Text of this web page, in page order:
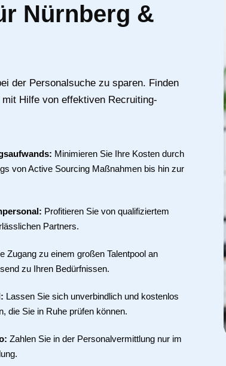
Nürnberg &
der Personalsuche zu sparen. Finden
Hilfe von effektiven Recruiting-
Minimieren Sie Ihre Kosten durch
von Active Sourcing Maßnahmen bis hin zur
Profitieren Sie von qualifiziertem
Partners.
Zugang zu einem großen Talentpool an
zu Ihren Bedürfnissen.
Lassen Sie sich unverbindlich und kostenlos
die Sie in Ruhe prüfen können.
Zahlen Sie in der Personalvermittlung nur im